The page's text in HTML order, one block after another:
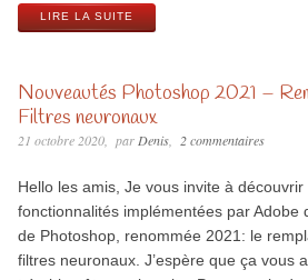
LIRE LA SUITE
Nouveautés Photoshop 2021 –
Filtres neuronaux
21 octobre 2020 par Denis 2 commentaires
Hello les amis, Je vous invite à
fonctionnalités implémentées par Adobe
de Photoshop, renommée 2021: le
filtres neuronaux. J’espère que ça vous